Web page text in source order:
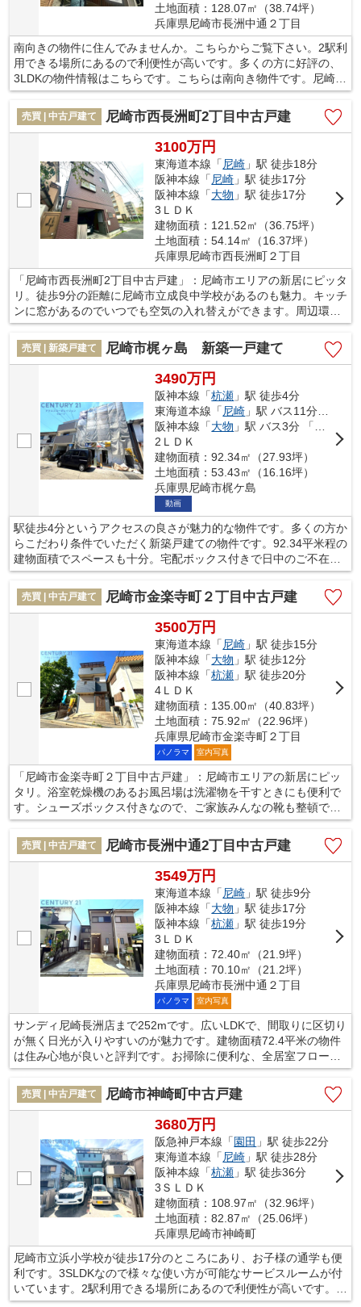
土地面積：128.07㎡（38.74坪）
兵庫県尼崎市長洲中通２丁目
南向きの物件に住んでみませんか。こちらからご覧下さい。2駅利
用できる場所にあるので利便性が高いです。多くの方に好評の、
3LDKの物件情報はこちらです。こちらは南向き物件です。尼崎市
にある一戸建てのお問い合わせは、当社が承っております。マイ
ホームの購入を検討しているお客様のサポートを致します。
売買 | 中古戸建て 尼崎市西長洲町2丁目中古戸建
3100万円
東海道本線「尼崎 」駅 徒歩18分
阪神本線「尼崎 」駅 徒歩17分
阪神本線「大物 」駅 徒歩17分
3ＬＤＫ
建物面積：121.52㎡（36.75坪）
土地面積：54.14㎡（16.37坪）
兵庫県尼崎市西長洲町２丁目
「尼崎市西長洲町2丁目中古戸建」：尼崎市エリアの新居にピッタ
リ。徒歩9分の距離に尼崎市立成良中学校があるのも魅力。キッチ
ンに窓があるのでいつでも空気の入れ替えができます。周辺環境
も充実している中古の戸建て物件です。尼崎市の東海道本線尼崎
周辺に新しい住まいをお求めの方は、当社スタッフまでお声かけ
下さい。お客様に適した一戸建てをご紹介致します。
売買 | 新築戸建て 尼崎市梶ヶ島 新築一戸建て
3490万円
阪神本線「杭瀬 」駅 徒歩4分
東海道本線「尼崎 」駅 バス11分 「阪神杭瀬」 停歩5分
阪神本線「大物 」駅 バス3分 「阪神杭瀬駅北」 停歩6分
2ＬＤＫ
建物面積：92.34㎡（27.93坪）
土地面積：53.43㎡（16.16坪）
兵庫県尼崎市梶ケ島
動画
駅徒歩4分というアクセスの良さが魅力的な物件です。多くの方か
らこだわり条件でいただく新築戸建ての物件です。92.34平米程の
建物面積でスペースも十分。宅配ボックス付きで日中のご不在時
も荷物を受け取れます。不動産をお探しなら、当社にお任せくだ
さい。お住まいが変われば、生活が変わります。当社では、より
よい生活を送るためのお手伝いを致します。ぜひご利用ください
売買 | 中古戸建て 尼崎市金楽寺町２丁目中古戸建
3500万円
東海道本線「尼崎 」駅 徒歩15分
阪神本線「大物 」駅 徒歩12分
阪神本線「杭瀬 」駅 徒歩20分
4ＬＤＫ
建物面積：135.00㎡（40.83坪）
土地面積：75.92㎡（22.96坪）
兵庫県尼崎市金楽寺町２丁目
パノラマ 室内写真
「尼崎市金楽寺町２丁目中古戸建」：尼崎市エリアの新居にピッ
タリ。浴室乾燥機のあるお風呂場は洗濯物を干すときにも便利で
す。シューズボックス付きなので、ご家族みんなの靴も整頓でき
ます。押入れもついておりますので、布団などの収納スペースに
も困りません。当社では、尼崎市エリアや東海道本線尼崎付近で
の一戸建て情報をご紹介致します。まずはお気軽にお問い合わせ
売買 | 中古戸建て 尼崎市長洲中通2丁目中古戸建
3549万円
東海道本線「 尼崎 」駅 徒歩9分
阪神本線「大物 」駅 徒歩17分
阪神本線「杭瀬 」駅 徒歩19分
3ＬＤＫ
建物面積：72.40㎡（21.9坪）
土地面積：70.10㎡（21.2坪）
兵庫県尼崎市長洲中通２丁目
パノラマ 室内写真
サンディ尼崎長洲店まで252mです。広いLDKで、間取りに区切り
が無く日光が入りやすいのが魅力です。建物面積72.4平米の物件
は住み心地が良いと評判です。お掃除に便利な、全居室フローリ
ングのお住まいです。不動産の購入をご検討しているのであれ
ば、不動産情報を豊富に取り扱っている当社にお任せ下さい。今
までよりも快適に暮らせるよう、ご希望に沿った不動産のご紹介
売買 | 中古戸建て 尼崎市神崎町中古戸建
3680万円
阪急神戸本線「園田 」駅 徒歩22分
東海道本線「 尼崎 」駅 徒歩28分
阪神本線「杭瀬 」駅 徒歩36分
3ＳＬＤＫ
建物面積：108.97㎡（32.96坪）
土地面積：82.87㎡（25.06坪）
兵庫県尼崎市神崎町
尼崎市立浜小学校が徒歩17分のところにあり、お子様の通学も便
利です。3SLDKなので様々な使い方が可能なサービスルームが付
いています。2駅利用できる場所にあるので利便性が高いです。子
供が汚しても大丈夫、ご家族にお勧めの中古の戸建て物件で新し